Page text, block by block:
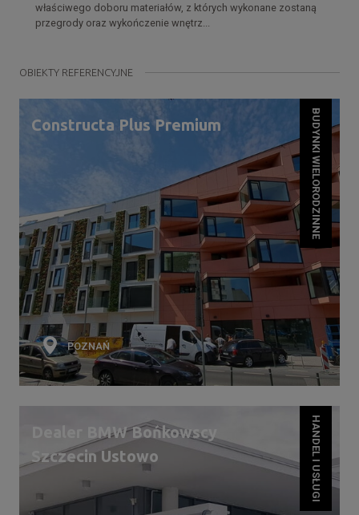
właściwego doboru materiałów, z których wykonane zostaną
przegrody oraz wykończenie wnętrz...
OBIEKTY REFERENCYJNE
Constructa Plus Premium
POZNAŃ
BUDYNKI WIELORODZINNE
Dealer BMW Bońkowscy
Szczecin Ustowo
HANDEL I USŁUGI